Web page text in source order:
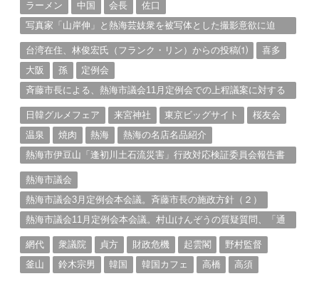
ラーメン
中国 会長
佐口
写真家「山岸伸」と熱海芸妓衆を被写体とした撮影意欲に迫
台湾在住、林俊宏氏（フランク・リン）からの投稿⑴
喜多
大阪
孫
定例会
斉藤市長による、熱海市議会11月定例会での上程議案に対する
日韓グルメフェア
来宮神社 東京ビッグサイト
桜友会
温泉
焼肉 熱海
熱海の名店名品紹介
熱海市伊豆山「逢初川土石流災害」行政対応検証委員会報告書
熱海市議会
熱海市議会3月定例会本会議。斉藤市長の施政方針（２）
熱海市議会11月定例会本会議。村山けんぞうの質疑質問、「通
網代
衆議院 貞方 財政危機 起雲閣
野村監督
釜山
鈴木宗男 韓国 韓国カフェ 高橋 高須